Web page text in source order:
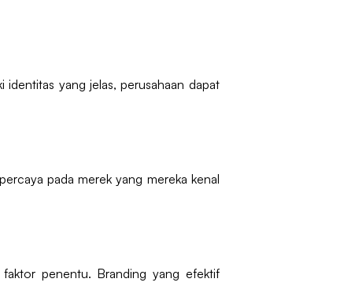
yang jelas, perusahaan dapat
pada merek yang mereka kenal
penentu. Branding yang efektif